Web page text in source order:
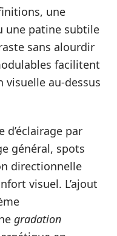
une
une patine subtile
sans alourdir
facilitent
au-dessus
d’éclairage par
général, spots
directionnelle
visuel. L’ajout
gradation